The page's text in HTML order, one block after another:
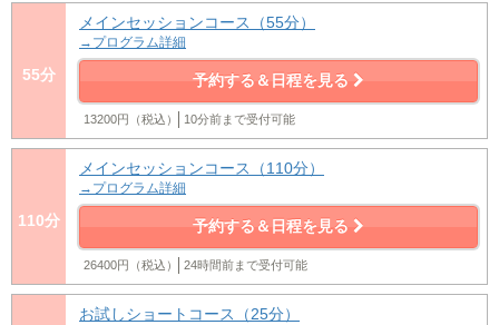
55分
メインセッションコース（55分）
→プログラム詳細
予約する＆日程を見る
13200円（税込） 10分前まで受付可能
110分
メインセッションコース（110分）
→プログラム詳細
予約する＆日程を見る
26400円（税込） 24時間前まで受付可能
お試しショートコース（25分）